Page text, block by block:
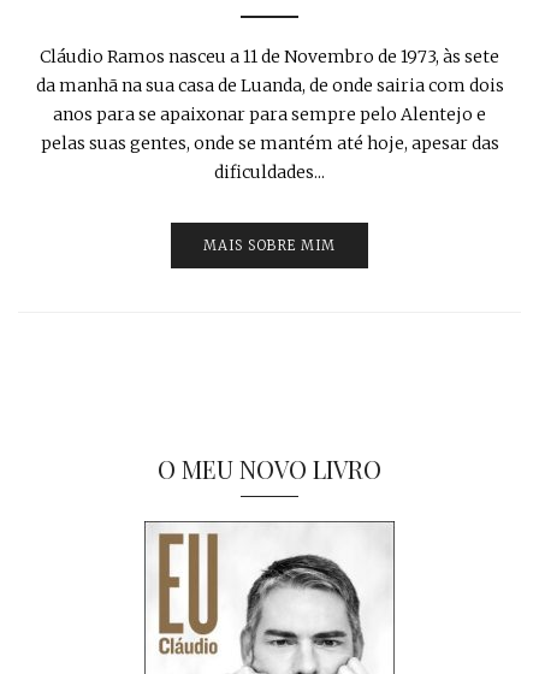
Cláudio Ramos nasceu a 11 de Novembro de 1973, às sete
da manhã na sua casa de Luanda, de onde sairia com dois
anos para se apaixonar para sempre pelo Alentejo e
pelas suas gentes, onde se mantém até hoje, apesar das
dificuldades...
MAIS SOBRE MIM
O MEU NOVO LIVRO